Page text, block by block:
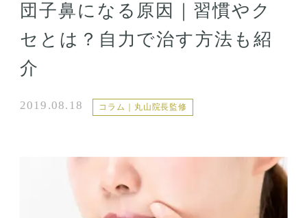
団子鼻になる原因｜習慣やク
セとは？自力で治す方法も紹
介
2019.08.18 コラム｜丸山院長監修